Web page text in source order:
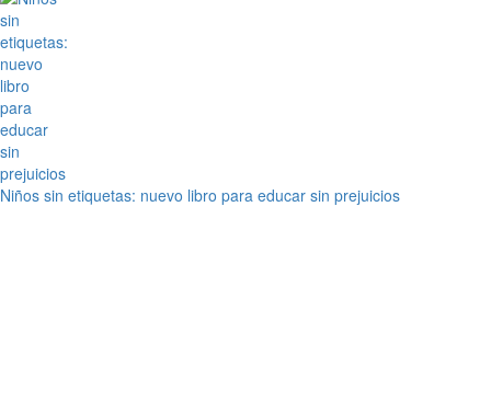
Niños sin etiquetas: nuevo libro para educar sin prejuicios